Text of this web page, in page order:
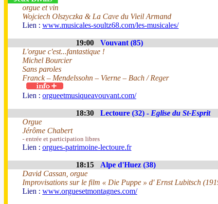
orgue et vin
Wojciech Olszyczka & La Cave du Vieil Armand
Lien : www.musicales-soultz68.com/les-musicales/
19:00
Vouvant (85)
L'orgue c'est...fantastique !
Michel Bourcier
Sans paroles
Franck – Mendelssohn – Vierne – Bach / Reger
Lien : orgueetmusiqueavouvant.com/
18:30 Lectoure (32) - Eglise du St-Esprit
Orgue
Jérôme Chabert
- entrée et participation libres
Lien : orgues-patrimoine-lectoure.fr
18:15
Alpe d'Huez (38)
David Cassan, orgue
Improvisations sur le film « Die Puppe » d' Ernst Lubitsch
Lien : www.orguesetmontagnes.com/